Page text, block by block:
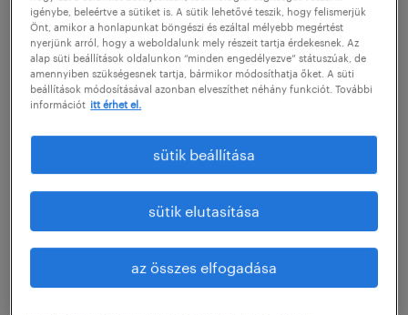
kulturális ismeretek). A komolyabb munkák
azonban ezen túlmenően olyan képességeket
is igényelnek majd, amelyek a komplex
kihívások megoldásához szükségesek (kreatív
Legalább ennyire lényeges adottság lesz a
jövő munkahelyein az együttműködési
hajlam, a kognitív rugalmasság, a
kíváncsiság, az alkalmazkodás és a
kezdeményezőkészség. Egy ilyen széles
igénybe, beleértve a sütiket is. A sütik lehetővé teszik, hogy felismerjük
Önt, amikor a honlapunkat böngészi és ezáltal mélyebb megértést
nyerjünk arról, hogy a weboldalunk mely részeit tartja érdekesnek. Az
alap süti beállítások oldalunkon “minden engedélyezve” státuszúak, de
amennyiben szükségesnek tartja, bármikor módosíthatja őket. A süti
beállítások módosításával azonban elveszíthet néhány funkciót. További
információt itt érhet el.
sütik beállítása
sütik elutasítása
az összes elfogadása